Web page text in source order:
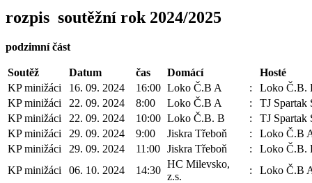
rozpis soutěžní rok 2024/2025
podzimní část
Soutěž Datum čas Domácí
Hosté
KP minižáci
16. 09. 2024 16:00 Loko Č.B A :
Loko Č.B.
KP minižáci
22. 09. 2024 8:00 Loko Č.B A :
TJ Spartak
KP minižáci
22. 09. 2024 10:00 Loko Č.B. B :
TJ Spartak
KP minižáci
29. 09. 2024 9:00 Jiskra Třeboň :
Loko Č.B
KP minižáci
29. 09. 2024 11:00 Jiskra Třeboň :
Loko Č.B.
KP minižáci
06. 10. 2024 14:30
HC Milevsko,
z.s.
: Loko Č.B